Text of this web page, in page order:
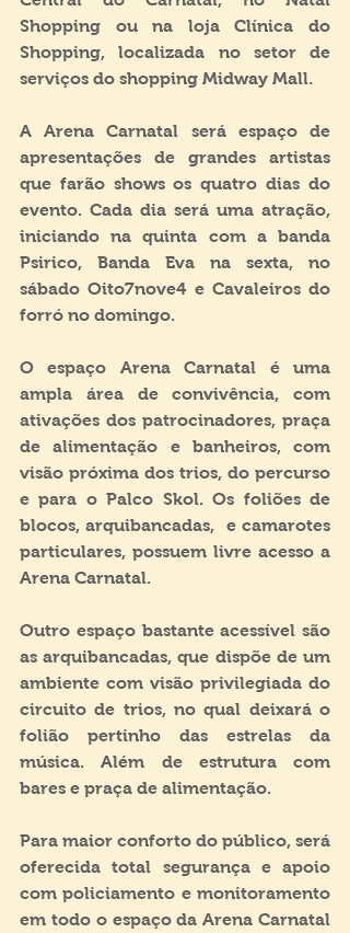
Shopping ou na loja Clínica do
Shopping, localizada no setor de
serviços do shopping Midway Mall.
A Arena Carnatal será espaço de
apresentações de grandes artistas
que farão shows os quatro dias do
evento. Cada dia será uma atração,
iniciando na quinta com a banda
Psirico, Banda Eva na sexta, no
sábado Oito7nove4 e Cavaleiros do
forró no domingo.
O espaço Arena Carnatal é uma
ampla área de convivência, com
ativações dos patrocinadores, praça
de alimentação e banheiros, com
visão próxima dos trios, do percurso
e para o Palco Skol. Os foliões de
blocos, arquibancadas,  e camarotes
particulares, possuem livre acesso a
Arena Carnatal.
Outro espaço bastante acessível são
as arquibancadas, que dispõe de um
ambiente com visão privilegiada do
circuito de trios, no qual deixará o
folião pertinho das estrelas da
música. Além de estrutura com
bares e praça de alimentação.
Para maior conforto do público, será
oferecida total segurança e apoio
com policiamento e monitoramento
em todo o espaço da Arena Carnatal